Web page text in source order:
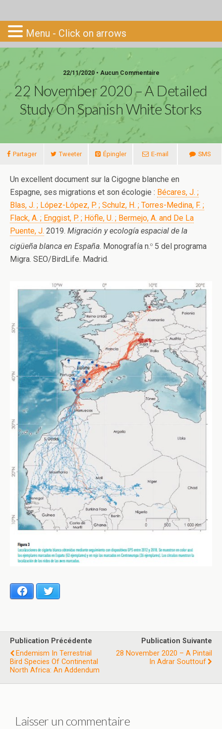
Go-South
22/11/2020 • Aucun Commentaire
22 November 2020 – A Detailed
Study On Spanish White Storks
Partager Tweeter Épingler E-mail SMS
Un excellent document sur la Cigogne blanche en
Espagne, ses migrations et son écologie : Bécares, J. ;
Blas, J. ; López-López, P. ; Schulz, H. ; Torres-Medina, F. ;
Flack, A. ; Enggist, P. ; Höfle, U. ; Bermejo, A. and De La
Puente, J. 2019. Migración y ecología espacial de la
cigüeña blanca en España. Monografía n.o 5 del programa
Migra. SEO/BirdLife. Madrid.
Facebook
Publication Précédente
Endemism In Terrestrial
Bird Species Of Continental
North Africa: An Addendum
Publication Suivante
28 November 2020 – A Pintail
In Adrar Souttouf
Laisser un commentaire
Menu - Click on arrows